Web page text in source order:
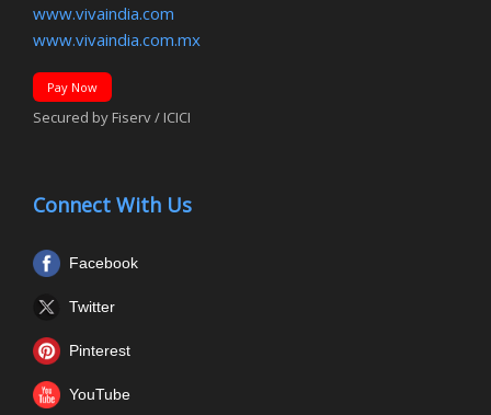
www.vivaindia.com
www.vivaindia.com.mx
Pay Now
Secured by Fiserv / ICICI
Connect With Us
Facebook
Twitter
Pinterest
YouTube